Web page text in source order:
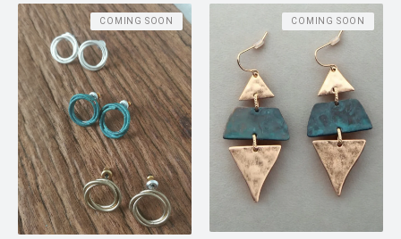
COMING SOON COMING SOON